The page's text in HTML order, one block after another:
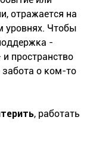
отражается на
уровнях. Чтобы
-
пространство
о ком-то
, работать